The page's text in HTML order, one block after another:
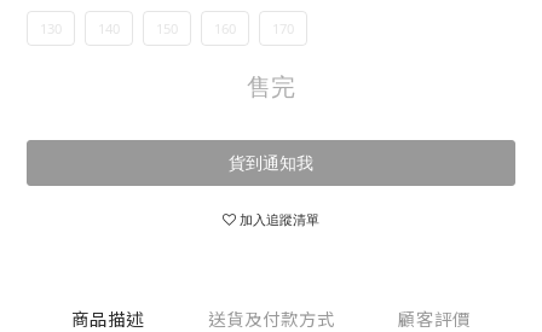
130 140 150 160 170
售完
貨到通知我
加入追蹤清單
商品描述 送貨及付款方式 顧客評價